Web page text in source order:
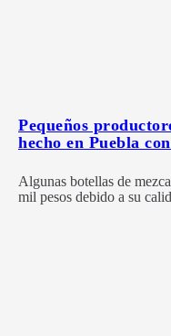
Pequeños
hecho en Puebla
Algunas botellas de
mil pesos debido a su